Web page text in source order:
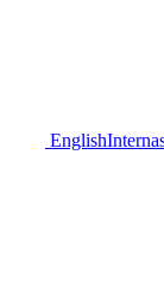
English